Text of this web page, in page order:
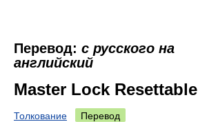
Перевод: с русского на
английский
Master Lock Resettable
Толкование Перевод